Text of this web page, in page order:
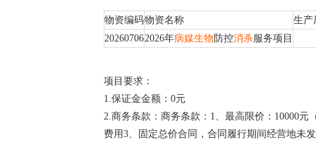
物资编码物资名称
生产
202607062026年病媒生物 防控消杀服务项目
项目要求：
1.保证金金额：0元
2.商务条款：商务条款：1、最高限价：10000
费用3、固定总价合同，合同履行期间经营地未